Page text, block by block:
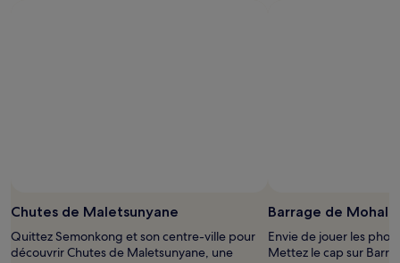
Chutes de Maletsunyane
Quittez Semonkong et son centre-ville pour
découvrir Chutes de Maletsunyane, une
Barrage de Mohale
Envie de jouer les
Mettez le cap sur